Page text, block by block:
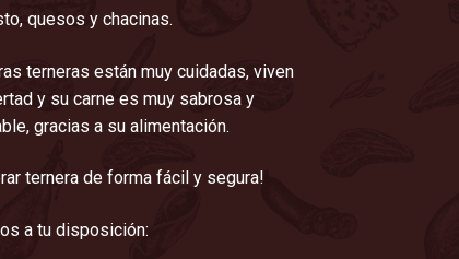
quesos y chacinas.
terneras están muy cuidadas, viven
y su carne es muy sabrosa y
gracias a su alimentación.
ternera de forma fácil y segura!
a tu disposición: